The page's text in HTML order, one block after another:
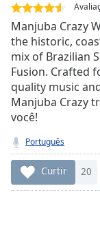
Loaded:
0.00%
Stream
TypeLIVE
Seek to
live,
currently
behind
liveLIVE
Time-
1x
Manjuba Crazy
the historic,
mix of Brazilian
Fusion. Crafted
quality music
Manjuba Crazy
você!
Português
Curtir 20